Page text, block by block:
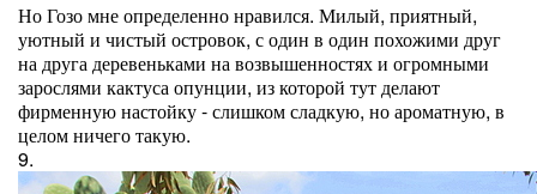
Но Гозо мне определенно нравился. Милый, приятный,
уютный и чистый островок, с один в один похожими друг
на друга деревеньками на возвышенностях и огромными
зарослями кактуса опунции, из которой тут делают
фирменную настойку - слишком сладкую, но ароматную, в
целом ничего такую.
9.